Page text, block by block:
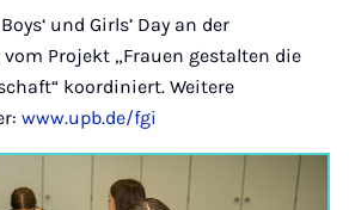
und Girls’ Day an der
Projekt „Frauen gestalten die
koordiniert. Weitere
www.upb.de/fgi